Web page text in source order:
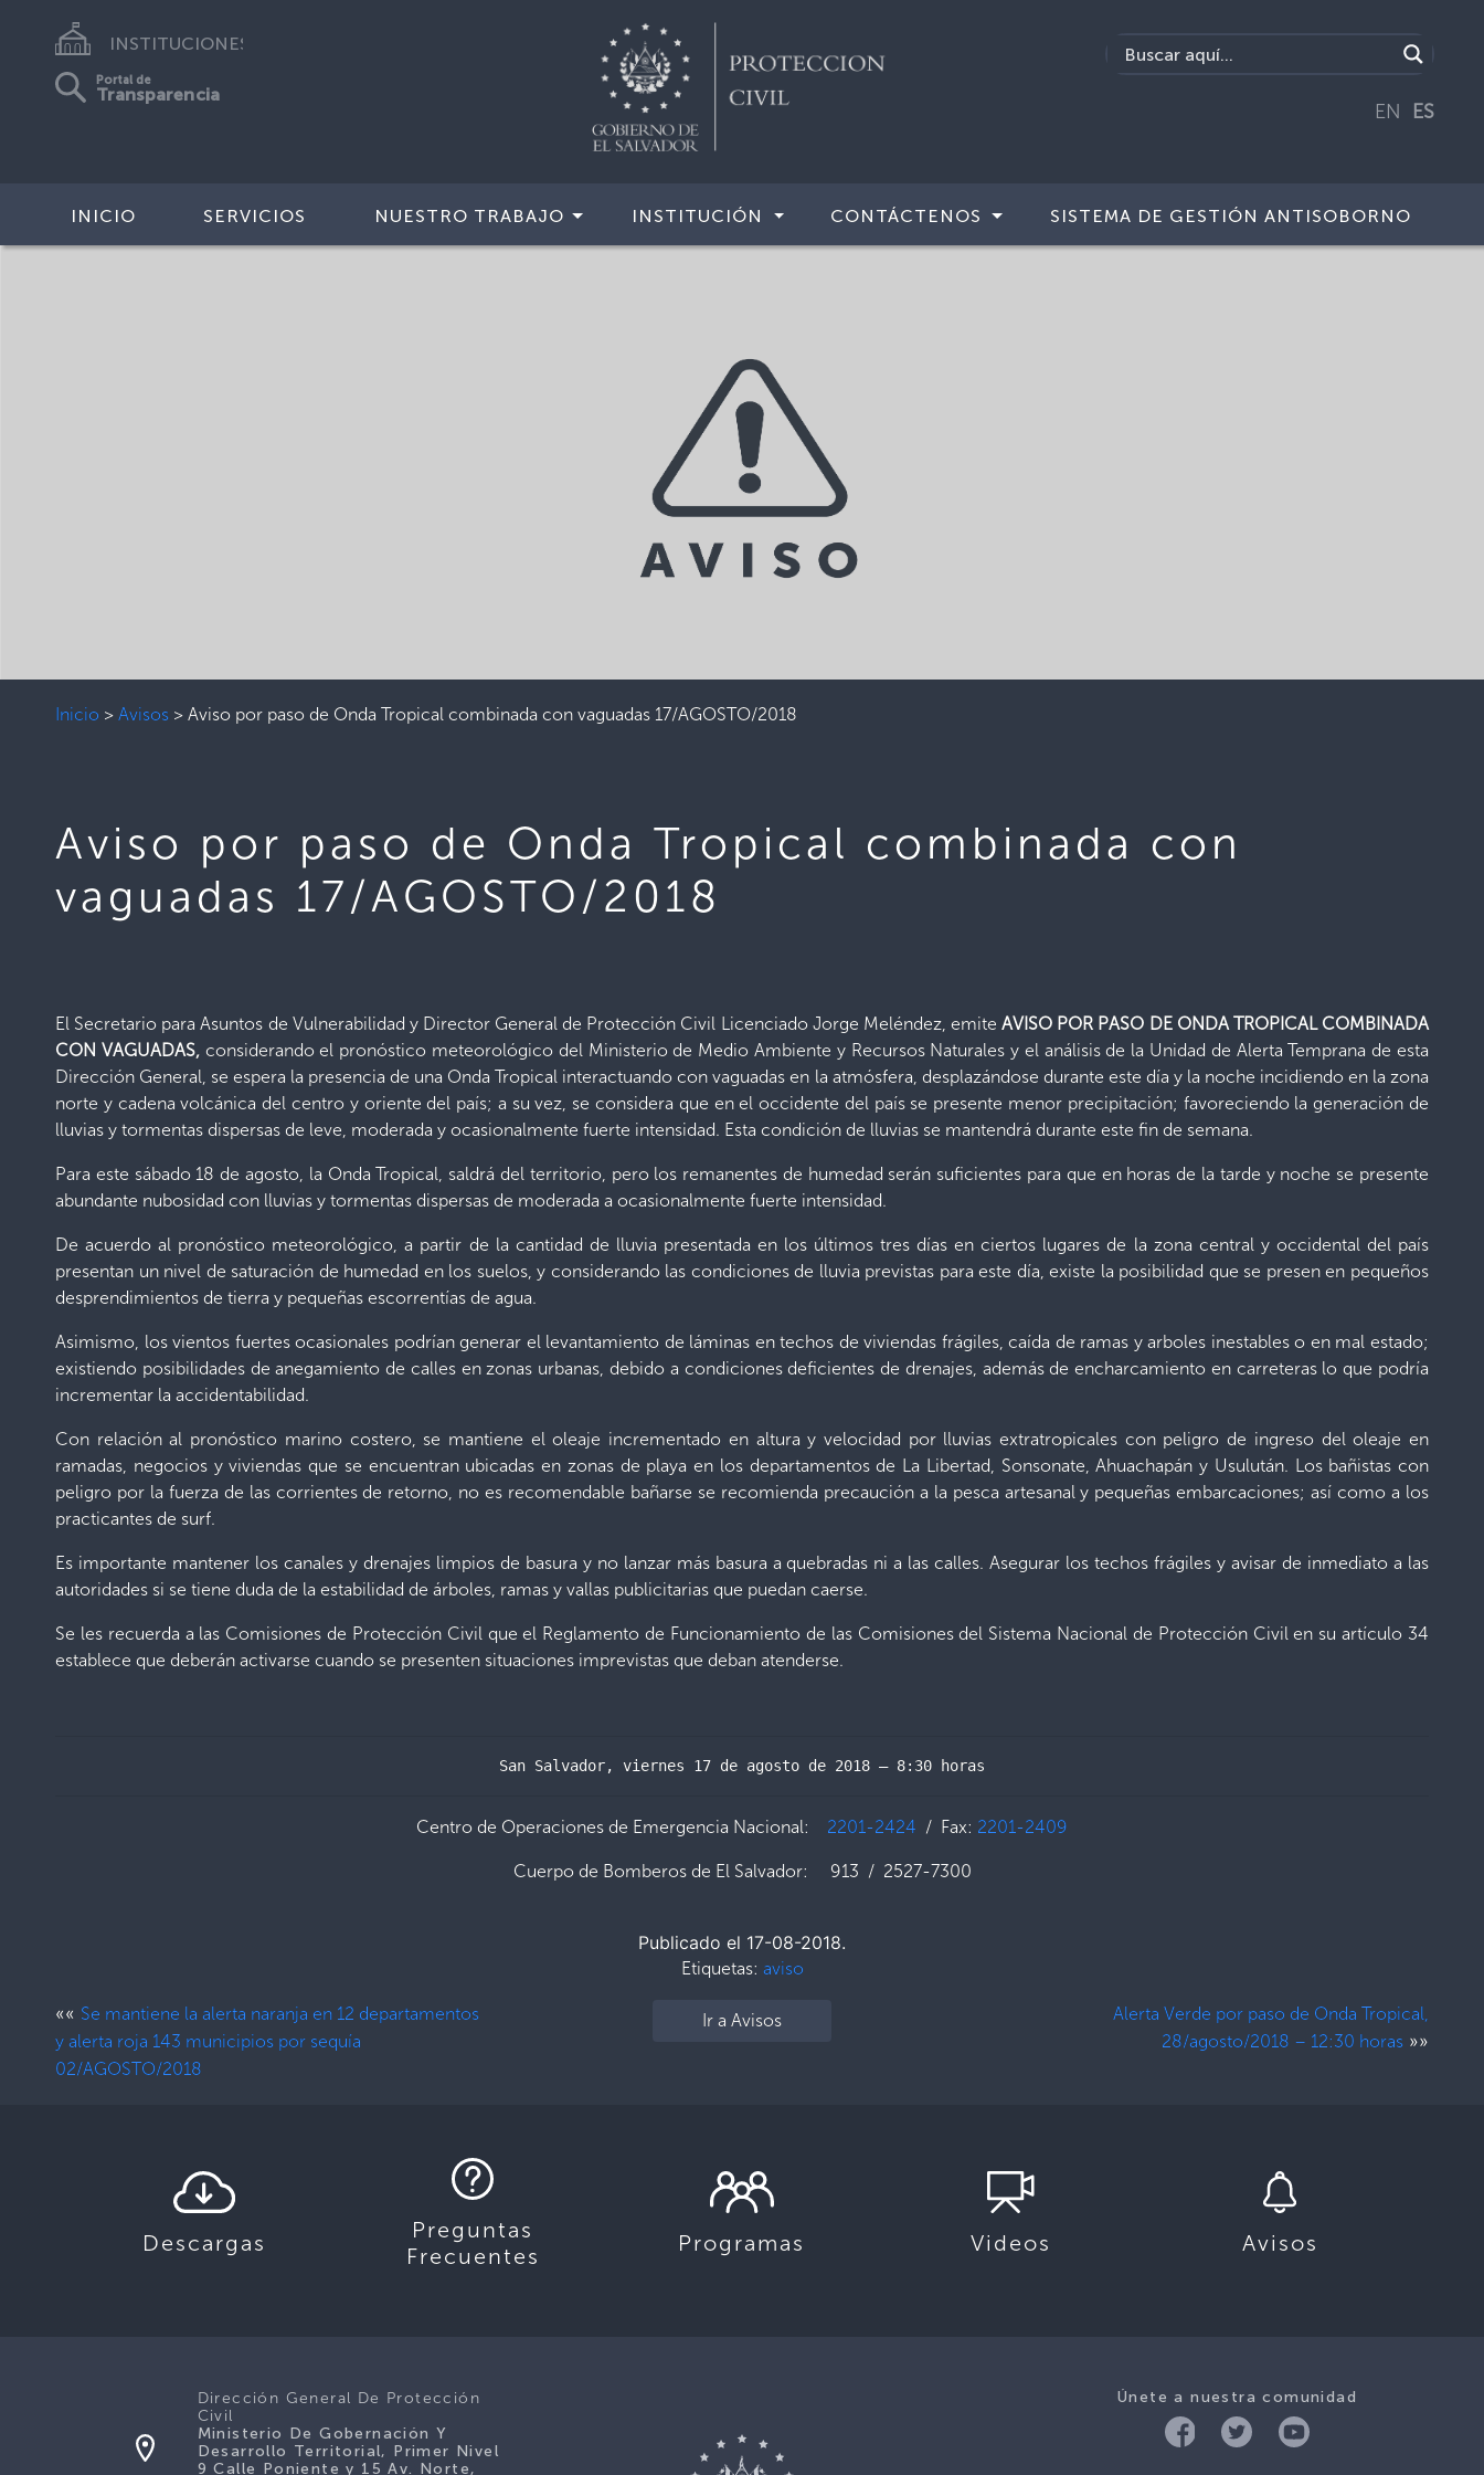
INSTITUCIONES
Portal de
Transparencia
EN ES
INICIO SERVICIOS NUESTRO TRABAJO INSTITUCIÓN CONTÁCTENOS SISTEMA DE GESTIÓN ANTISOBORNO
Inicio > Avisos > Aviso por paso de Onda Tropical combinada con vaguadas 17/AGOSTO/2018
Aviso por paso de Onda Tropical combinada con
vaguadas 17/AGOSTO/2018
El Secretario para Asuntos de Vulnerabilidad y Director General de Protección Civil Licenciado Jorge Meléndez, emiteAVISO POR PASO DE ONDA TROPICAL COMBINADA
CON VAGUADAS, considerando el pronóstico meteorológico del Ministerio de Medio Ambiente y Recursos Naturales y el análisis de la Unidad de Alerta Temprana de esta
Dirección General, se espera la presencia de una Onda Tropical interactuando con vaguadas en la atmósfera, desplazándose durante este día y la noche incidiendo en la zona
norte y cadena volcánica del centro y oriente del país; a su vez, se considera que en el occidente del país se presente menor precipitación; favoreciendo la generación de
lluvias y tormentas dispersas de leve, moderada y ocasionalmente fuerte intensidad. Esta condición de lluvias se mantendrá durante este fin de semana.
Para este sábado 18 de agosto, la Onda Tropical, saldrá del territorio, pero los remanentes de humedad serán suficientes para que en horas de la tarde y noche se presente
abundante nubosidad con lluvias y tormentas dispersas de moderada a ocasionalmente fuerte intensidad.
De acuerdo al pronóstico meteorológico, a partir de la cantidad de lluvia presentada en los últimos tres días en ciertos lugares de la zona central y occidental del país
presentan un nivel de saturación de humedad en los suelos, y considerando las condiciones de lluvia previstas para este día, existe la posibilidad que se presen en pequeños
desprendimientos de tierra y pequeñas escorrentías de agua.
Asimismo, los vientos fuertes ocasionales podrían generar el levantamiento de láminas en techos de viviendas frágiles, caída de ramas y arboles inestables o en mal estado;
existiendo posibilidades de anegamiento de calles en zonas urbanas, debido a condiciones deficientes de drenajes, además de encharcamiento en carreteras lo que podría
incrementar la accidentabilidad.
Con relación al pronóstico marino costero, se mantiene el oleaje incrementado en altura y velocidad por lluvias extratropicales con peligro de ingreso del oleaje en
ramadas, negocios y viviendas que se encuentran ubicadas en zonas de playa en los departamentos de La Libertad, Sonsonate, Ahuachapán y Usulután. Los bañistas con
peligro por la fuerza de las corrientes de retorno, no es recomendable bañarse se recomienda precaución a la pesca artesanal y pequeñas embarcaciones; así como a los
practicantes de surf.
Es importante mantener los canales y drenajes limpios de basura y no lanzar más basura a quebradas ni a las calles. Asegurar los techos frágiles y avisar de inmediato a las
autoridades si se tiene duda de la estabilidad de árboles, ramas y vallas publicitarias que puedan caerse.
Se les recuerda a las Comisiones de Protección Civil que el Reglamento de Funcionamiento de las Comisiones del Sistema Nacional de Protección Civil en su artículo 34
establece que deberán activarse cuando se presenten situaciones imprevistas que deban atenderse.
San Salvador, viernes 17 de agosto de 2018 – 8:30 horas
Centro de Operaciones de Emergencia Nacional: 2201-2424 / Fax: 2201-2409
Cuerpo de Bomberos de El Salvador: 913 / 2527-7300
Publicado el 17-08-2018.
Etiquetas: aviso
«« Se mantiene la alerta naranja en 12 departamentos
y alerta roja 143 municipios por sequía
02/AGOSTO/2018
Ir a Avisos
Alerta Verde por paso de Onda Tropical,
28/agosto/2018 – 12:30 horas »»
Descargas
Preguntas
Frecuentes
Programas Videos Avisos
Únete a nuestra comunidad
Dirección General De Protección
Civil
Ministerio De Gobernación Y
Desarrollo Territorial, Primer Nivel
9 Calle Poniente y 15 Av. Norte,